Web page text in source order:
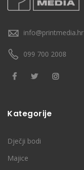
info@printmedia.hr
099 700 2008
Kategorije
Dječji bodi
Majice